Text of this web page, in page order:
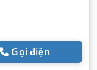
Gọi điện